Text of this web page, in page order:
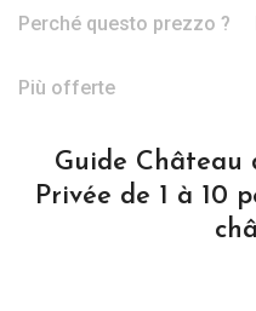
Perché questo prezzo ?
Più offerte
Guide Château
Privée de 1 à 10